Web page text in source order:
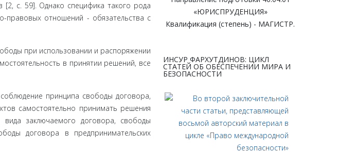
[2, с. 59]. Однако специфика такого рода
правовых отношений - обязательства с
при использовании и распоря­жении
в принятии решений, все
принципа свободы договора,
самостоятельно принимать решения
вида заключаемого договора, свободы
договора в пред­принимательских
«ЮРИСПРУДЕНЦИЯ»
Квалификация (степень) - МАГИСТР.
ИНСУР ФАРХУТДИНОВ: ЦИКЛ
СТАТЕЙ ОБ ОБЕСПЕЧЕНИИ МИРА И
БЕЗОПАСНОСТИ